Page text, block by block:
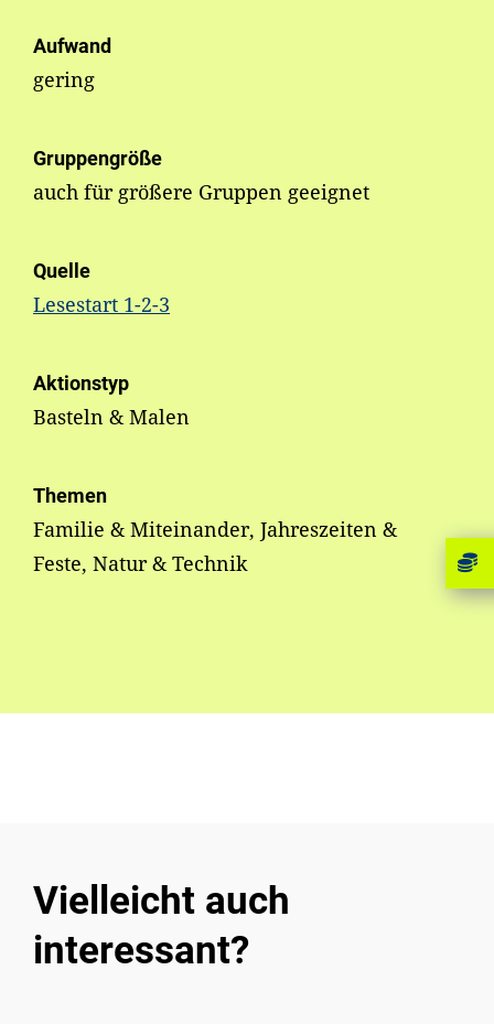
Aufwand
gering
Gruppengröße
auch für größere Gruppen geeignet
Quelle
Lesestart 1-2-3
Aktionstyp
Basteln & Malen
Themen
Familie & Miteinander, Jahreszeiten &
Feste, Natur & Technik
Vielleicht auch
interessant?